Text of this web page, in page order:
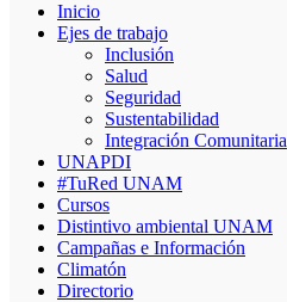
Inicio
Ejes de trabajo
Inclusión
Salud
Seguridad
Sustentabilidad
Integración Comunitaria
UNAPDI
#TuRed UNAM
Cursos
Distintivo ambiental UNAM
Campañas e Información
Climatón
Directorio